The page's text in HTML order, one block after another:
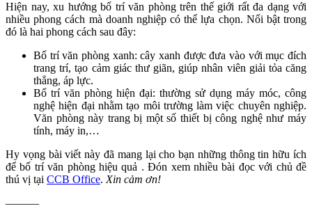
Hiện nay, xu hướng bố trí văn phòng trên thế giới rất đa dạng với
nhiều phong cách mà doanh nghiệp có thể lựa chọn. Nổi bật trong
đó là hai phong cách sau đây:
Bố trí văn phòng xanh: cây xanh được đưa vào với mục đích
trang trí, tạo cảm giác thư giãn, giúp nhân viên giải tỏa căng
thẳng, áp lực.
Bố trí văn phòng hiện đại: thường sử dụng máy móc, công
nghệ hiện đại nhằm tạo môi trường làm việc chuyên nghiệp.
Văn phòng này trang bị một số thiết bị công nghệ như máy
tính, máy in,…
Hy vọng bài viết này đã mang lại cho bạn những thông tin hữu ích
để bố trí văn phòng hiệu quả . Đón xem nhiều bài đọc với chủ đề
thú vị tại CCB Office.Xin cảm ơn!
———